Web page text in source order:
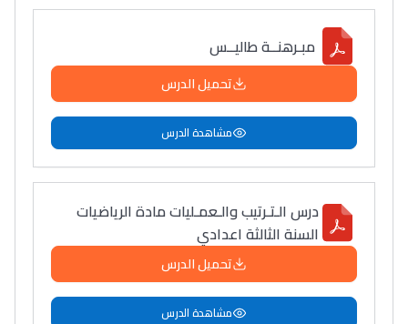
مبـرهنــة طاليــس
تحميل الدرس
مشاهدة الدرس
درس الـتـرتيب والـعمـليات مادة الرياضيات
السنة الثالثة اعدادي
تحميل الدرس
مشاهدة الدرس